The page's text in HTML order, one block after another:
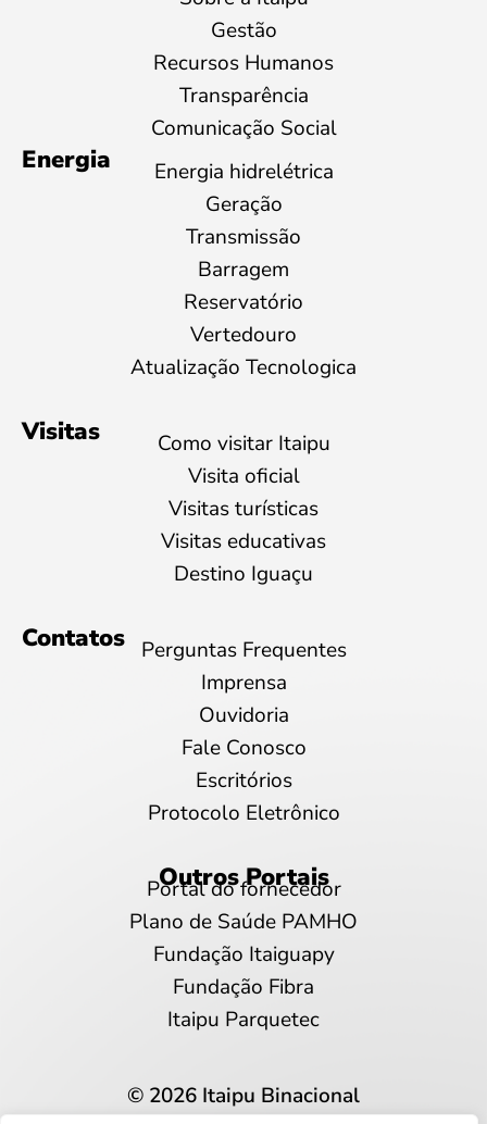
Gestão
Recursos Humanos
Transparência
Comunicação Social
Energia
Energia hidrelétrica
Geração
Transmissão
Barragem
Reservatório
Vertedouro
Atualização Tecnologica
Visitas
Como visitar Itaipu
Visita oficial
Visitas turísticas
Visitas educativas
Destino Iguaçu
Contatos
Perguntas Frequentes
Imprensa
Ouvidoria
Fale Conosco
Escritórios
Protocolo Eletrônico
Outros Portais
Portal do fornecedor
Plano de Saúde PAMHO
Fundação Itaiguapy
Fundação Fibra
Itaipu Parquetec
© 2026 Itaipu Binacional